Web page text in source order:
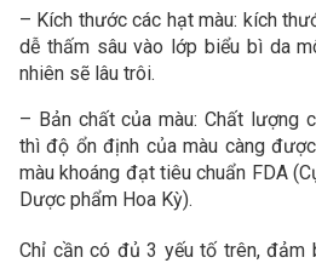
– Kích thước các hạt màu: kích
dễ thấm sâu vào lớp biểu bì da
nhiên sẽ lâu trôi.
– Bản chất của màu: Chất lượng
thì độ ổn định của màu càng
màu khoáng đạt tiêu chuẩn FDA
Dược phẩm Hoa Kỳ).
Chỉ cần có đủ 3 yếu tố trên, đảm